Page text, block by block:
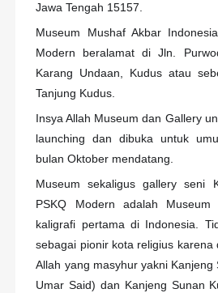
Jawa Tengah 15157.
Museum Mushaf Akbar
Modern beralamat di Jln.
Karang Undaan, Kudus atau
Tanjung Kudus.
Insya Allah Museum dan Gallery
launching dan dibuka untuk
bulan Oktober mendatang.
Museum sekaligus gallery seni
PSKQ Modern adalah
kaligrafi pertama di Indonesia.
sebagai pionir kota religius karena
Allah yang masyhur yakni
Umar Said) dan Kanjeng Sunan